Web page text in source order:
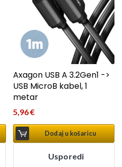
Axagon USB A 3.2Gen1 ->
USB MicroB kabel, 1
metar
5,96€
Dodaj u košaricu
Usporedi